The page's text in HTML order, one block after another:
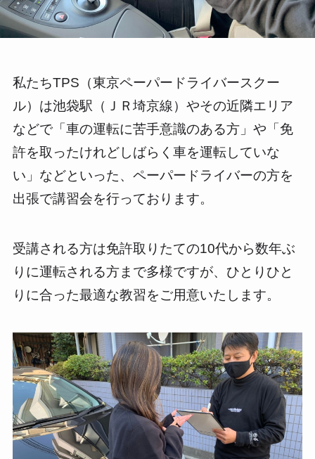
私たちTPS（東京ペーパードライバースクー
ル）は池袋駅（ＪＲ埼京線）やその近隣エリア
などで「車の運転に苦手意識のある方」や「免
許を取ったけれどしばらく車を運転していな
い」などといった、ペーパードライバーの方を
出張で講習会を行っております。
受講される方は免許取りたての10代から数年ぶ
りに運転される方まで多様ですが、ひとりひと
りに合った最適な教習をご用意いたします。